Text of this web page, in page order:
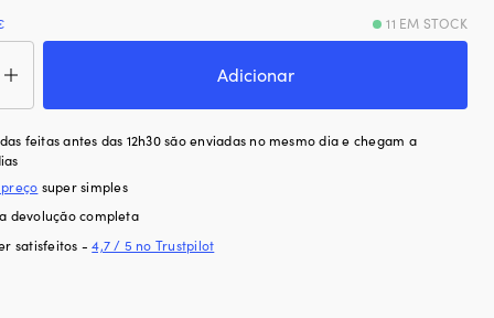
11 EM STOCK
Adicionar
feitas antes das 12h30 são enviadas no mesmo dia e chegam a
super simples
devolução completa
satisfeitos -4,7 / 5 no Trustpilot